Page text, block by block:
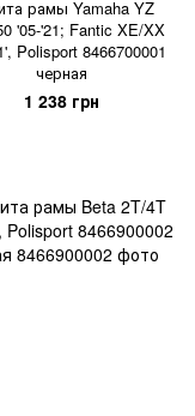
рамы Yamaha YZ
'05-'21; Fantic XE/XX
Polisport 8466700001
черная
1 238 грн